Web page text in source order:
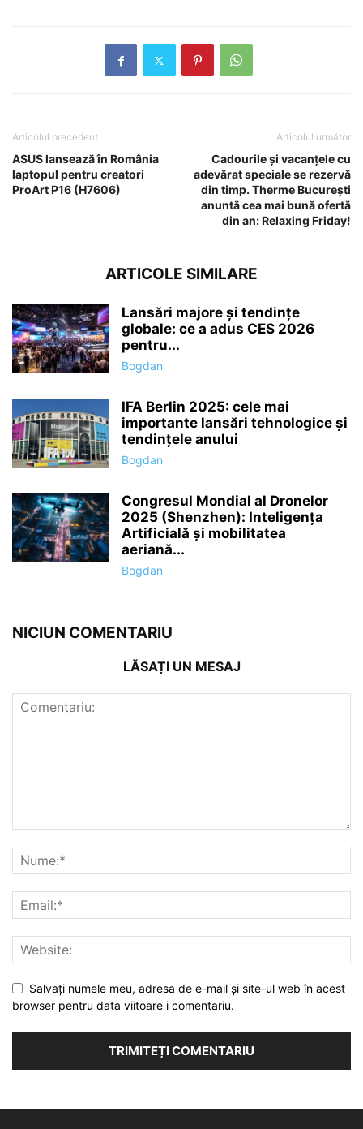
Articolul precedent
ASUS lansează în România
laptopul pentru creatori
ProArt P16 (H7606)
Articolul următor
Cadourile și vacanțele cu
adevărat speciale se rezervă
din timp. Therme București
anuntă cea mai bună ofertă
din an: Relaxing Friday!
ARTICOLE SIMILARE
Lansări majore și tendințe
globale: ce a adus CES 2026
pentru...
Bogdan
IFA Berlin 2025: cele mai
importante lansări tehnologice și
tendințele anului
Bogdan
Congresul Mondial al Dronelor
2025 (Shenzhen): Inteligența
Artificială și mobilitatea
aeriană...
Bogdan
NICIUN COMENTARIU
LĂSAȚI UN MESAJ
Salvați numele meu, adresa de e-mail și site-ul web în acest
browser pentru data viitoare i comentariu.